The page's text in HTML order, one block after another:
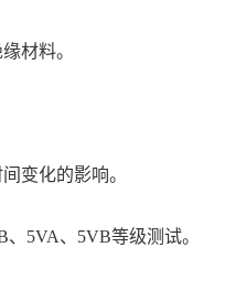
材料。
变化的影响。
5VA、5VB等级测试。